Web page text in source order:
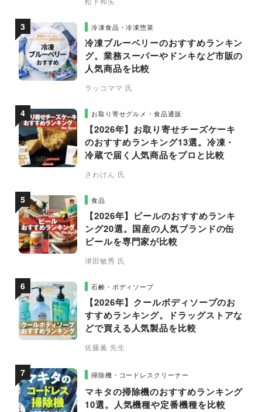
冷凍食品・冷凍惣菜
冷凍ブルーベリーのおすすめランキン
グ。業務スーパーやドンキなど市販の
人気商品を比較
ラッコママ 氏
お取り寄せグルメ・食品通販
【2026年】お取り寄せチーズケーキ
のおすすめランキング13選。冷凍・
冷蔵で届く人気商品をプロと比較
さわけん 氏
食品
【2026年】ビールのおすすめランキ
ング20選。国産の人気ブランドの缶
ビールを専門家が比較
津田敏秀 氏
石鹸・ボディソープ
【2026年】クールボディソープのお
すすめランキング。ドラッグストアな
どで買える人気製品を比較
佐藤薫 先生
掃除機・コードレスクリーナー
マキタの掃除機のおすすめランキング
10選。人気機種や定番機種を比較